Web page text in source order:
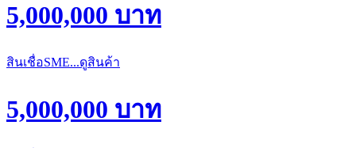
5,000,000 บาท
สินเชื่อSME...ดูสินค้า
5,000,000 บาท